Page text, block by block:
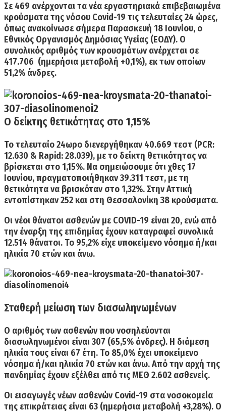
Σε 469 ανέρχονται τα νέα εργαστηριακά επιβεβαιωμένα
κρούσματα της νόσου Covid-19 τις τελευταίες 24 ώρες,
όπως ανακοίνωσε σήμερα Παρασκευή 18 Ιουνίου, ο
Εθνικός Οργανισμός Δημόσιας Υγείας (ΕΟΔΥ). Ο
συνολικός αριθμός των κρουσμάτων ανέρχεται σε
417.706 (ημερήσια μεταβολή +0,1%), εκ των οποίων
51,2% άνδρες.
Ο δείκτης θετικότητας στο 1,15%
Το τελευταίο 24ωρο διενεργήθηκαν 40.669 τεστ (PCR:
12.630 & Rapid: 28.039), με το δείκτη θετικότητας να
βρίσκεται στο1,15%. Να σημειώσουμε ότι χθες 17
Ιουνίου, πραγματοποιήθηκαν 39.311 τεστ, με τη
θετικότητα να βρισκόταν στο 1,32%. Στην Αττική
εντοπίστηκαν 252 και στη Θεσσαλονίκη 38 κρούσματα.
Οινέοι θάνατοι ασθενών με COVID-19 είναι20, ενώ από
την έναρξη της επιδημίας έχουν καταγραφεί συνολικά
12.514 θάνατοι. Το 95,2% είχε υποκείμενο νόσημα ή/και
ηλικία 70 ετών και άνω.
Σταθερή μείωση των διασωληνωμένων
Ο αριθμός των ασθενών που νοσηλεύονται
διασωληνωμένοι είναι 307 (65,5% άνδρες). Η διάμεση
ηλικία τους είναι 67 έτη. Το 85,0% έχει υποκείμενο
νόσημα ή/και ηλικία 70 ετών και άνω. Από την αρχή της
πανδημίας έχουν εξέλθει από τις ΜΕΘ 2.602 ασθενείς.
Οι εισαγωγές νέων ασθενών Covid-19 στα νοσοκομεία
της επικράτειας είναι 63 (ημερήσια μεταβολή +3,28%). Ο